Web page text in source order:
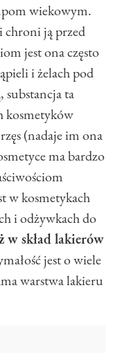
wiekowym.
chroni ją przed
jest ona często
i żelach pod
substancja ta
kosmetyków
(nadaje im ona
ma bardzo
w kosmetykach
i odżywkach do
w skład lakierów
jest o wiele
warstwa lakieru